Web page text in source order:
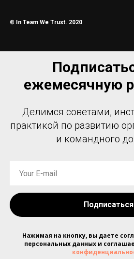
© In Team We Trust. 2020
ежемесячную
Делимся советами,
практикой по развитию
и командного
Подписаться
Нажимая на кнопку, вы даете
персональных данных и